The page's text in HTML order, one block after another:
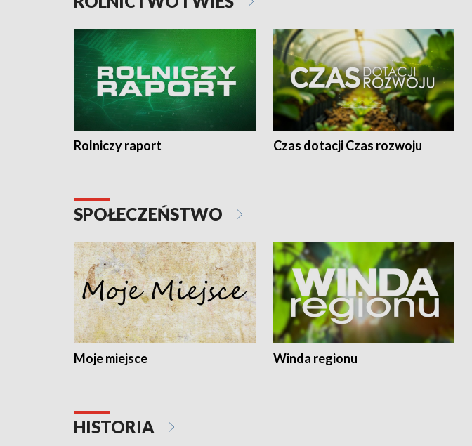
Rolniczy raport Czas dotacji Czas rozwoju
SPOŁECZEŃSTWO
Moje miejsce Winda regionu
HISTORIA